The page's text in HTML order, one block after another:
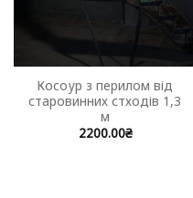
Косоур з перилом від
старовинних стходів 1,3
м
2200.00₴